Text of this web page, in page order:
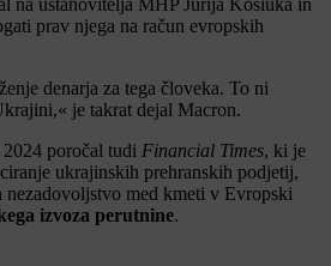
prav njega na račun evropskih
denarja za tega človeka. To ni
je takrat dejal Macron.
poročal tudi Financial Times, ki je
ukrajinskih prehranskih podjetij,
med kmeti v Evropski
izvoza perutnine.